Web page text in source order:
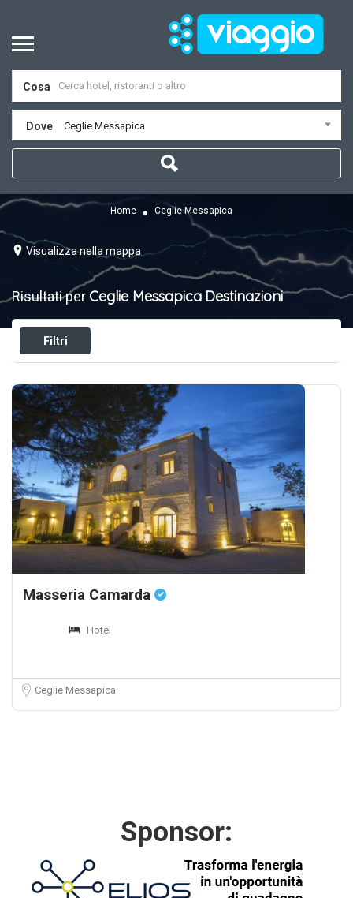
Cosa
Dove Ceglie Messapica
Home Ceglie Messapica
Visualizza nella mappa
Risultati per Ceglie Messapica Destinazioni
Filtri
Masseria Camarda
Hotel
Ceglie Messapica
Sponsor: